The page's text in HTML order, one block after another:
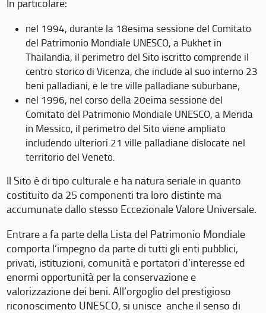
In particolare:
nel 1994, durante la 18esima sessione del Comitato
del Patrimonio Mondiale UNESCO, a Pukhet in
Thailandia, il perimetro del Sito iscritto comprende il
centro storico di Vicenza, che include al suo interno 23
beni palladiani, e le tre ville palladiane suburbane;
nel 1996, nel corso della 20eima sessione del
Comitato del Patrimonio Mondiale UNESCO, a Merida
in Messico, il perimetro del Sito viene ampliato
includendo ulteriori 21 ville palladiane dislocate nel
territorio del Veneto.
Il Sito è di tipo culturale e ha natura seriale in quanto
costituito da 25 componenti tra loro distinte ma
accumunate dallo stesso Eccezionale Valore Universale.
Entrare a fa parte della Lista del Patrimonio Mondiale
comporta l’impegno da parte di tutti gli enti pubblici,
privati, istituzioni, comunità e portatori d’interesse ed
enormi opportunità per la conservazione e
valorizzazione dei beni. All’orgoglio del prestigioso
riconoscimento UNESCO, si unisce anche il senso di